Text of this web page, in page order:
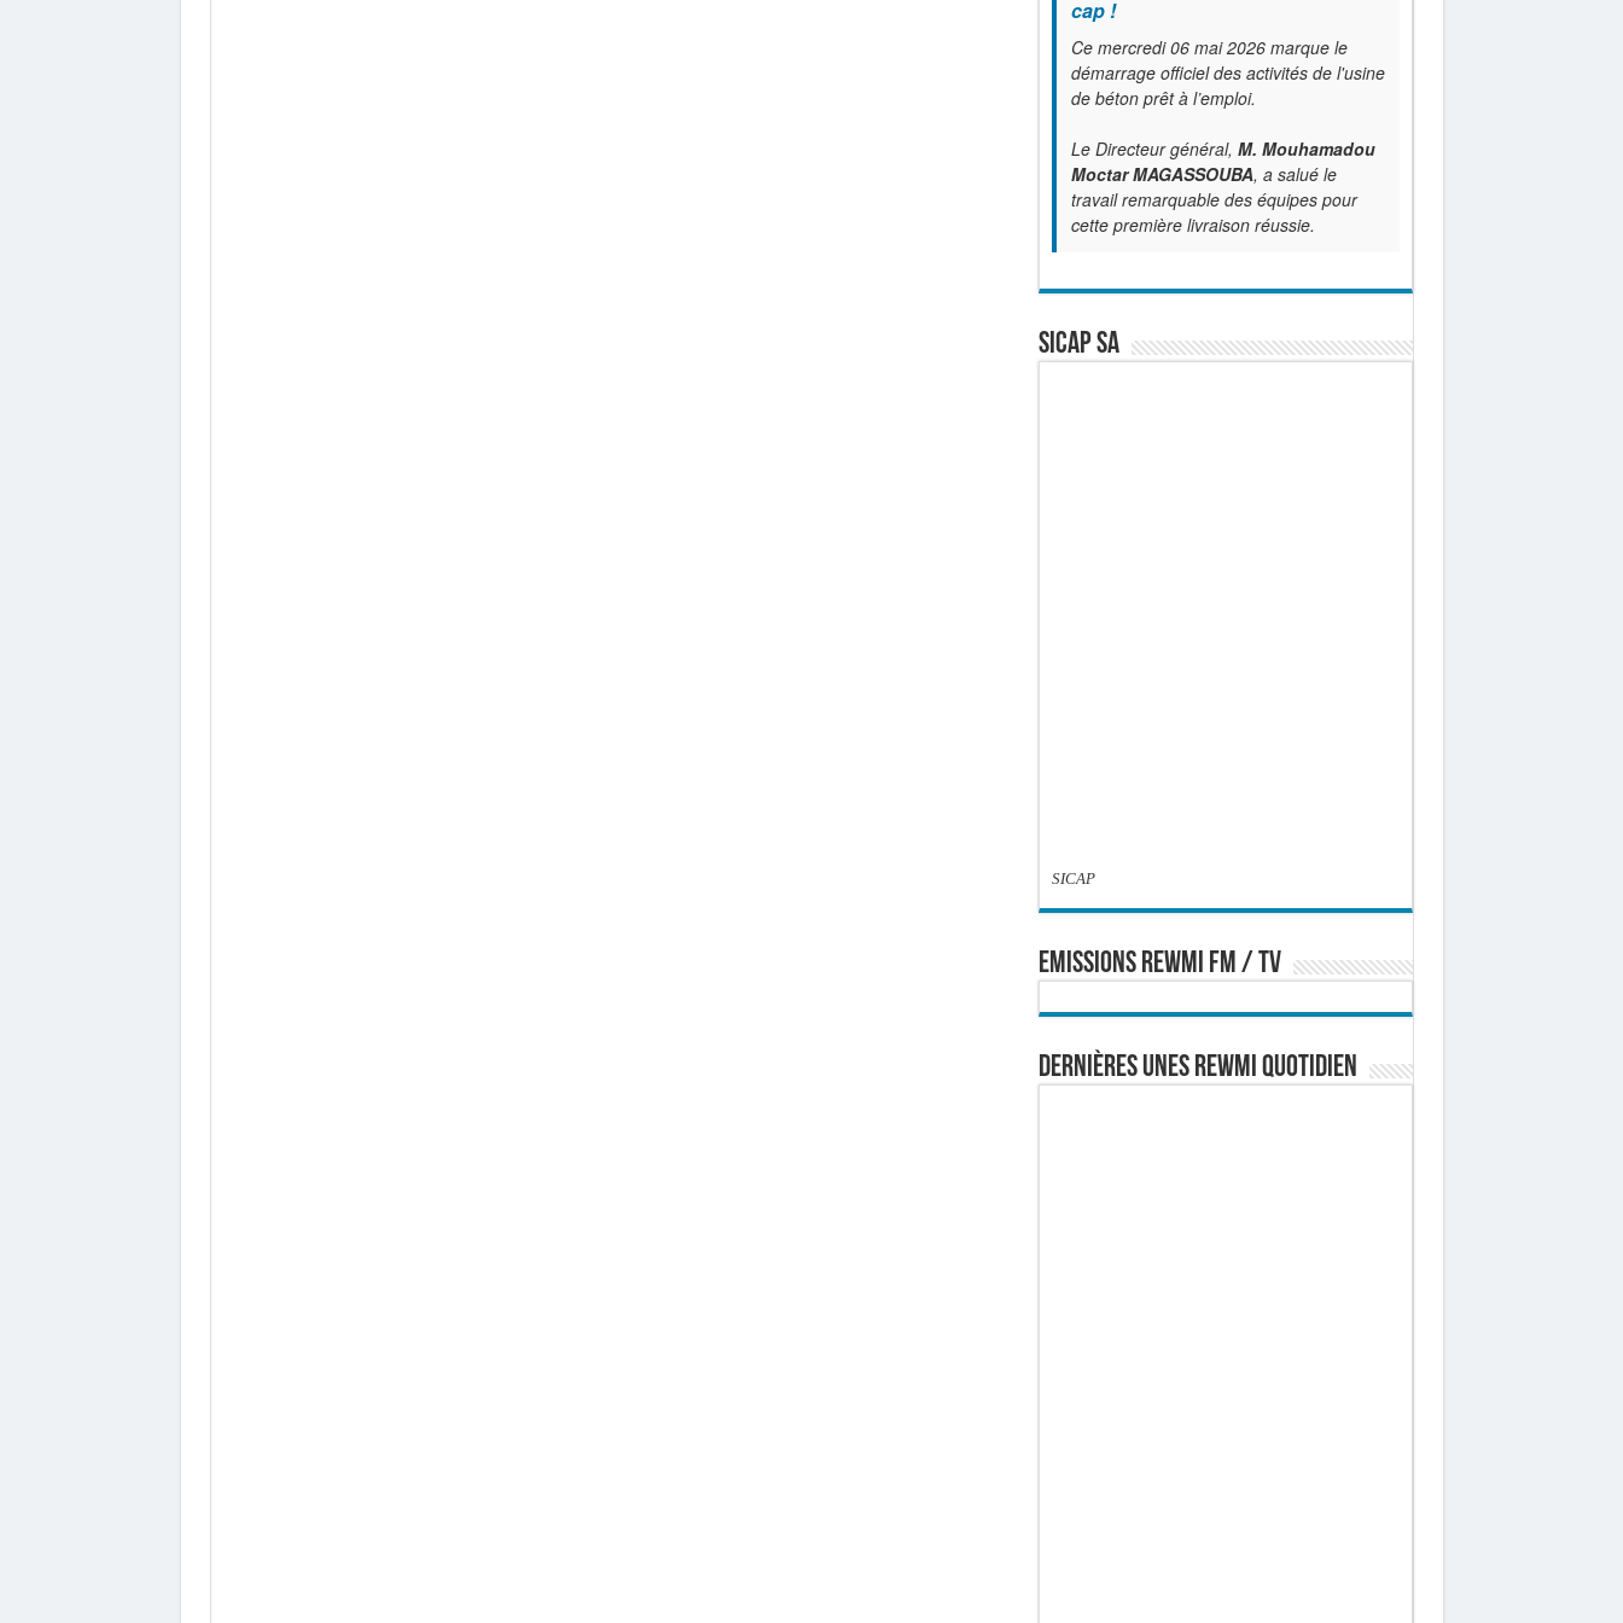
cap !
Ce mercredi 06 mai 2026 marque le
démarrage officiel des activités de l'usine
de béton prêt à l’emploi.
Le Directeur général, M. Mouhamadou
Moctar MAGASSOUBA, a salué le
travail remarquable des équipes pour
cette première livraison réussie.
SICAP SA
SICAP
EMISSIONS REWMI FM / TV
Dernières Unes Rewmi Quotidien